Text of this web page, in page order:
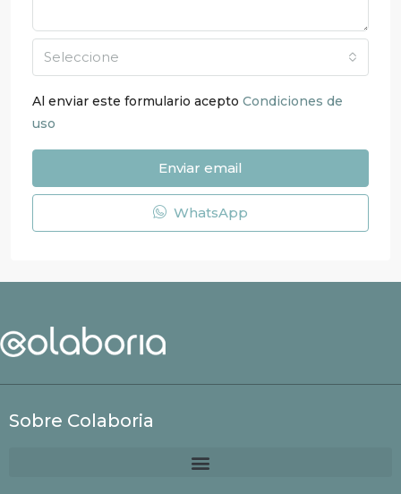
Seleccione
Al enviar este formulario acepto Condiciones de
uso
Enviar email
WhatsApp
Sobre Colaboria